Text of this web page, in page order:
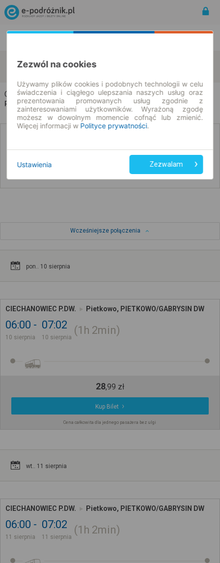
Ciechanowiec
Pietkowo
Ciechanowiec → Pietkowo
Rozkład jazdy i bilety
Poniżej przedstawiamy dostępne połączenia z innych dat
Wcześniejsze połączenia
pon.. 10 sierpnia
CIECHANOWIEC P.DW. Pietkowo, PIETKOWO/GABRYSIN DW
06:00
10 sierpnia
07:02
10 sierpnia
1h 2min
28,99 zł
Kup Bilet
Cena całkowita dla jednego pasażera bez ulgi
wt.. 11 sierpnia
CIECHANOWIEC P.DW. Pietkowo, PIETKOWO/GABRYSIN DW
06:00
11 sierpnia
07:02
11 sierpnia
1h 2min
Zezwól na cookies
Używamy plików cookies i podobnych technologii w celu
świadczenia i ciągłego ulepszania naszych usług oraz
prezentowania promowanych usług zgodnie z
zainteresowaniami użytkowników. Wyrażoną zgodę
możesz w dowolnym momencie cofnąć lub zmienić.
Więcej informacji w Polityce prywatności.
Ustawienia Zezwalam